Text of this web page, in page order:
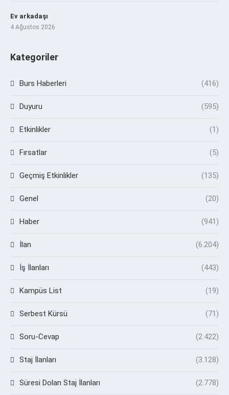
Ev arkadaşı
4 Ağustos 2026
Kategoriler
Burs Haberleri (416)
Duyuru (595)
Etkinlikler (1)
Fırsatlar (5)
Geçmiş Etkinlikler (135)
Genel (20)
Haber (941)
İlan (6.204)
İş İlanları (443)
Kampüs List (19)
Serbest Kürsü (71)
Soru-Cevap (2.422)
Staj İlanları (3.128)
Süresi Dolan Staj İlanları (2.778)